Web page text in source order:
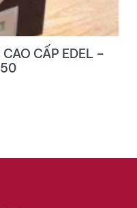
CẤP EDEL –